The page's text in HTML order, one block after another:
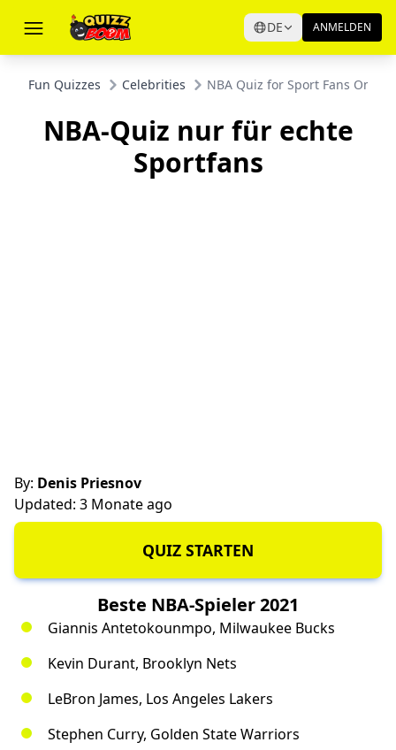
DE ANMELDEN
Fun Quizzes Celebrities NBA Quiz for Sport Fans Only
NBA-Quiz nur für echte
Sportfans
By: Denis Priesnov
Updated: 3 Monate ago
QUIZ STARTEN
Beste NBA-Spieler 2021
Giannis Antetokounmpo, Milwaukee Bucks
Kevin Durant, Brooklyn Nets
LeBron James, Los Angeles Lakers
Stephen Curry, Golden State Warriors